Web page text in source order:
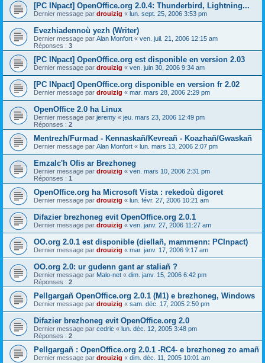
[PC INpact] OpenOffice.org 2.0.4: Thunderbird, Lightning...
Dernier message par drouizig « lun. sept. 25, 2006 3:53 pm
Evezhiadennoù yezh (Writer)
Dernier message par Alan Monfort « ven. juil. 21, 2006 12:15 am
Réponses : 3
[PC INpact] OpenOffice.org est disponible en version 2.03
Dernier message par drouizig « ven. juin 30, 2006 9:34 am
[PC INpact] OpenOffice.org disponible en version fr 2.02
Dernier message par drouizig « mar. mars 28, 2006 2:29 pm
OpenOffice 2.0 ha Linux
Dernier message par jeremy « jeu. mars 23, 2006 12:49 pm
Réponses : 2
Mentrezh/Furmad - Kennaskañ/Kevreañ - Koazhañ/Gwaskañ
Dernier message par Alan Monfort « lun. mars 13, 2006 2:07 pm
Emzalc'h Ofis ar Brezhoneg
Dernier message par drouizig « ven. mars 10, 2006 2:31 pm
Réponses : 1
OpenOffice.org ha Microsoft Vista : rekedoù digoret
Dernier message par drouizig « lun. févr. 27, 2006 10:21 am
Difazier brezhoneg evit OpenOffice.org 2.0.1
Dernier message par drouizig « ven. janv. 27, 2006 11:27 am
OO.org 2.0.1 est disponible (diellañ, mammenn: PCInpact)
Dernier message par drouizig « mar. janv. 17, 2006 9:17 am
OO.org 2.0: ur gudenn gant ar staliañ ?
Dernier message par Malo-net « dim. janv. 15, 2006 6:42 pm
Réponses : 2
Pellgargañ OpenOffice.org 2.0.1 (M1) e brezhoneg, Windows
Dernier message par drouizig « sam. déc. 17, 2005 2:50 pm
Difazier brezhoneg evit OpenOffice.org 2.0
Dernier message par cedric « lun. déc. 12, 2005 3:48 pm
Réponses : 2
Pellgargañ : OpenOffice.org 2.0.1 -RC4- e brezhoneg zo amañ
Dernier message par drouizig « dim. déc. 11, 2005 10:01 am